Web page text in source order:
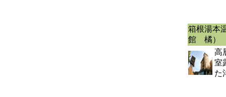
箱根湯
館 橘）
高
室
た